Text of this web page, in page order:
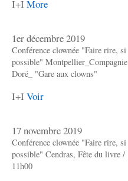
I+I More
1er décembre 2019
Conférence clownée "Faire rire, si
possible" Montpellier_Compagnie
Doré_ "Gare aux clowns"
I+I Voir
17 novembre 2019
Conférence clownée "Faire rire, si
possible" Cendras, Fête du livre /
11h00